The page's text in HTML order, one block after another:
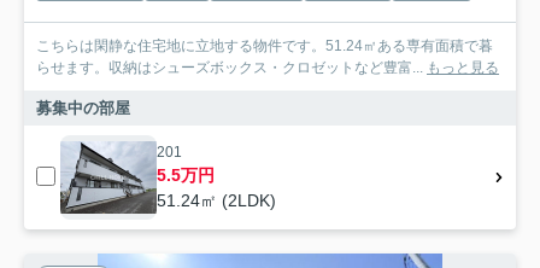
こちらは閑静な住宅地に立地する物件です。51.24㎡ある専有面積で暮
らせます。収納はシューズボックス・クロゼットなど豊富...
もっと見る
募集中の部屋
201
5.5万円
51.24㎡ (2LDK)